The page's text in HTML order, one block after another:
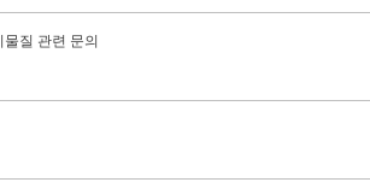
질 관련 문의